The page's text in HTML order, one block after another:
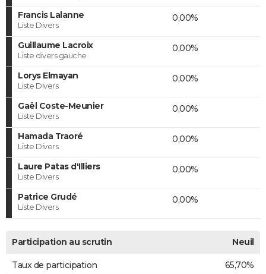
Francis Lalanne
Liste Divers
0,00%
Guillaume Lacroix
Liste divers gauche
0,00%
Lorys Elmayan
Liste Divers
0,00%
Gaël Coste-Meunier
Liste Divers
0,00%
Hamada Traoré
Liste Divers
0,00%
Laure Patas d'Illiers
Liste Divers
0,00%
Patrice Grudé
Liste Divers
0,00%
Participation au scrutin Neuil
Taux de participation 65,70%